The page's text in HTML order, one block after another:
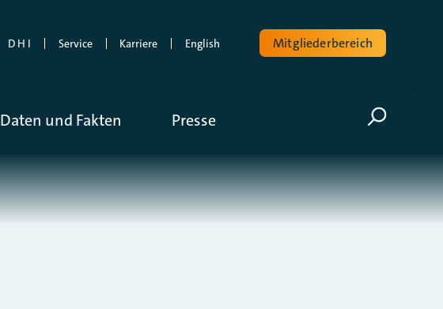
D H I Service Karriere English Mitgliederbereich
Daten und Fakten PresseVolltextsuche
Suche